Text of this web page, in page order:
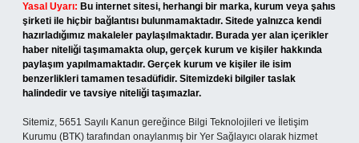
Yasal Uyarı: Bu internet sitesi, herhangi bir marka, kurum veya şahıs
şirketi ile hiçbir bağlantısı bulunmamaktadır. Sitede yalnızca kendi
hazırladığımız makaleler paylaşılmaktadır. Burada yer alan içerikler
haber niteliği taşımamakta olup, gerçek kurum ve kişiler hakkında
paylaşım yapılmamaktadır. Gerçek kurum ve kişiler ile isim
benzerlikleri tamamen tesadüfidir. Sitemizdeki bilgiler taslak
halindedir ve tavsiye niteliği taşımazlar.
Sitemiz, 5651 Sayılı Kanun gereğince Bilgi Teknolojileri ve İletişim
Kurumu (BTK) tarafından onaylanmış bir Yer Sağlayıcı olarak hizmet